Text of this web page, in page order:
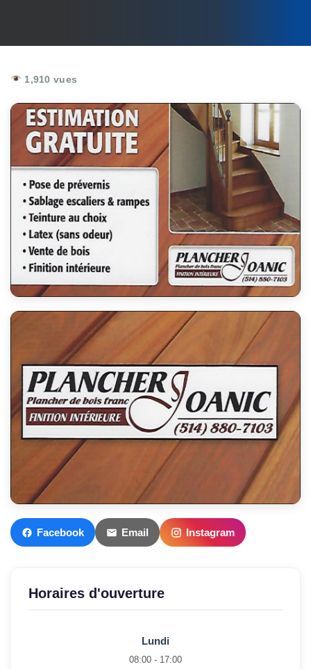
1,910 vues
Facebook Email Instagram
Horaires d'ouverture
Lundi
08:00 - 17:00